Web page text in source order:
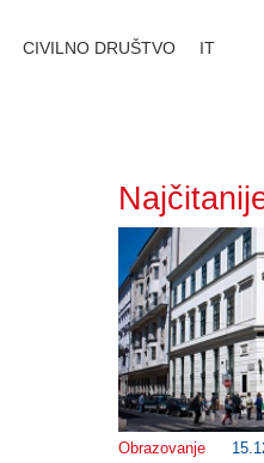
CIVILNO DRUŠTVO IT
Obrazovanje